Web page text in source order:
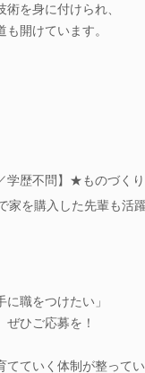
を身に付けられ、
開けています。
学歴不問】★ものづく
を購入した先輩も活躍
に職をつけたい」
ぜひご応募を！
ていく体制が整ってい